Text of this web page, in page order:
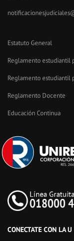
Estatuto General
Reglamento estudiantil
Reglamento estudiantil
Reglamento Docente
Educación Continua
CONECTATE CON LA